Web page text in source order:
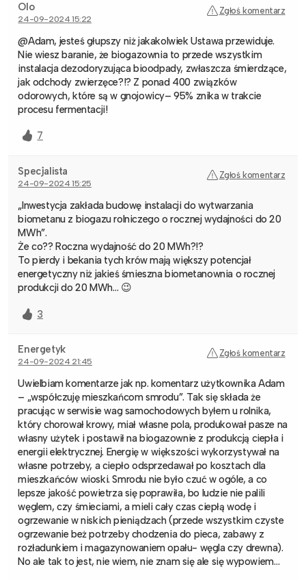
Olo
24-09-2024 15:22
Zgłoś komentarz
@Adam, jesteś głupszy niż jakakolwiek Ustawa przewiduje.
Nie wiesz baranie, że biogazownia to przede wszystkim
instalacja dezodoryzująca bioodpady, zwłaszcza śmierdzące,
jak odchody zwierzęce?!? Z ponad 400 związków
odorowych, które są w gnojowicy– 95% znika w trakcie
procesu fermentacji!
7
Specjalista
24-09-2024 15:25
Zgłoś komentarz
„Inwestycja zakłada budowę instalacji do wytwarzania
biometanu z biogazu rolniczego o rocznej wydajności do 20
MWh”.
Że co?? Roczna wydajność do 20 MWh?!?
To pierdy i bekania tych krów mają większy potencjał
energetyczny niż jakieś śmieszna biometanownia o rocznej
produkcji do 20 MWh… 😉
3
Energetyk
24-09-2024 21:45
Zgłoś komentarz
Uwielbiam komentarze jak np. komentarz użytkownika Adam
– „współczuję mieszkańcom smrodu”. Tak się składa że
pracując w serwisie wag samochodowych byłem u rolnika,
który chorował krowy, miał własne pola, produkował pasze na
własny użytek i postawił na biogazownie z produkcją ciepła i
energii elektrycznej. Energię w większości wykorzystywał na
własne potrzeby, a ciepło odsprzedawał po kosztach dla
mieszkańców wioski. Smrodu nie było czuć w ogóle, a co
lepsze jakość powietrza się poprawiła, bo ludzie nie palili
węglem, czy śmieciami, a mieli cały czas ciepłą wodę i
ogrzewanie w niskich pieniądzach (przede wszystkim czyste
ogrzewanie beż potrzeby chodzenia do pieca, zabawy z
rozładunkiem i magazynowaniem opału- węgla czy drewna).
No ale tak to jest, nie wiem, nie znam się ale się wypowiem…